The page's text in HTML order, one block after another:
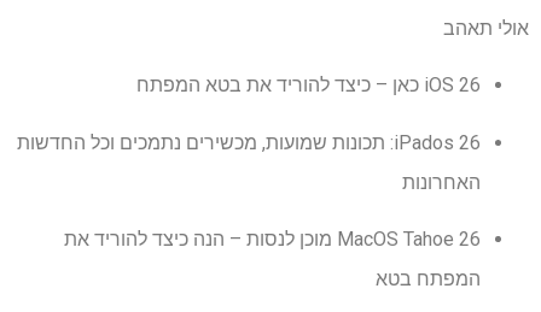
אולי תאהב
iOS 26 כאן – כיצד להוריד את בטא המפתח
iPados 26: תכונות שמועות, מכשירים נתמכים וכל החדשות
האחרונות
MacOS Tahoe 26 מוכן לנסות – הנה כיצד להוריד את
המפתח בטא